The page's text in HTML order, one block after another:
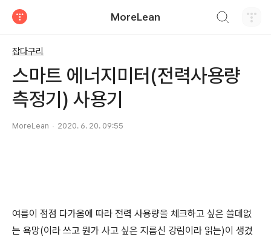
MoreLean
잡다구리
스마트 에너지미터(전력사용량
측정기) 사용기
MoreLean 2020. 6. 20. 09:55
여름이 점점 다가옴에 따라 전력 사용량을 체크하고 싶은 쓸데없
는 욕망(이라 쓰고 뭔가 사고 싶은 지름신 강림이라 읽는)이 생겼